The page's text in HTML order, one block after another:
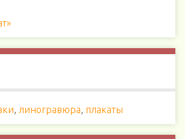
, линогравюра, плакаты